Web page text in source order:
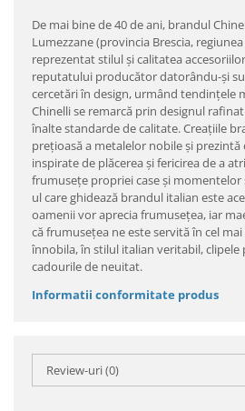
De mai bine de 40 de ani, brandul
Lumezzane (provincia Brescia,
reprezentat stilul şi calitatea
reputatului producător datorându-şi
cercetări în design, urmând tendinţele
Chinelli se remarcă prin designul
înalte standarde de calitate. Creaţiile
preţioasă a metalelor nobile şi
inspirate de plăcerea şi fericirea de a
frumuseţe propriei case şi
ul care ghidează brandul italian este
oamenii vor aprecia frumuseţea, iar
că frumuseţea ne este servită în cel
înnobila, în stilul italian veritabil, clipele
cadourile de neuitat.
Informatii conformitate produs
Review-uri(0)